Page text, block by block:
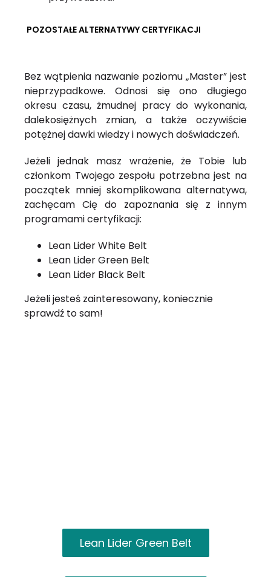
POZOSTAŁE ALTERNATYWY CERTYFIKACJI
Bez wątpienia nazwanie poziomu „Master” jest
nieprzypadkowe. Odnosi się ono długiego
okresu czasu, żmudnej pracy do wykonania,
dalekosiężnych zmian, a także oczywiście
potężnej dawki wiedzy i nowych doświadczeń.
Jeżeli jednak masz wrażenie, że Tobie lub
członkom Twojego zespołu potrzebna jest na
początek mniej skomplikowana alternatywa,
zachęcam Cię do zapoznania się z innym
programami certyfikacji:
Lean Lider White Belt
Lean Lider Green Belt
Lean Lider Black Belt
Jeżeli jesteś zainteresowany, koniecznie
sprawdź to sam!
Lean Lider Green Belt